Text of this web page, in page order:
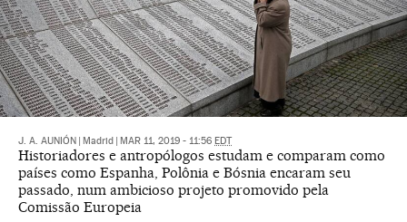
J. A. AUNIÓN Madrid MAR 11, 2019 - 11:56 EDT
Historiadores e antropólogos estudam e comparam como
países como Espanha, Polônia e Bósnia encaram seu
passado, num ambicioso projeto promovido pela
Comissão Europeia